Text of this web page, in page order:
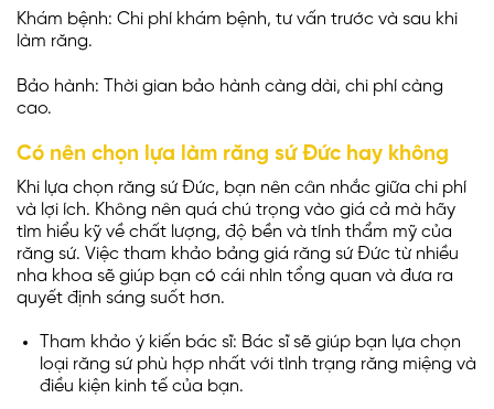
Khám bệnh: Chi phí khám bệnh, tư vấn trước và sau khi
làm răng.
Bảo hành: Thời gian bảo hành càng dài, chi phí càng
cao.
Có nên chọn lựa làm răng sứ Đức hay không
Khi lựa chọn răng sứ Đức, bạn nên cân nhắc giữa chi phí
và lợi ích. Không nên quá chú trọng vào giá cả mà hãy
tìm hiểu kỹ về chất lượng, độ bền và tính thẩm mỹ của
răng sứ. Việc tham khảo bảng giá răng sứ Đức từ nhiều
nha khoa sẽ giúp bạn có cái nhìn tổng quan và đưa ra
quyết định sáng suốt hơn.
Tham khảo ý kiến bác sĩ: Bác sĩ sẽ giúp bạn lựa chọn
loại răng sứ phù hợp nhất với tình trạng răng miệng và
điều kiện kinh tế của bạn.